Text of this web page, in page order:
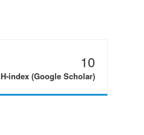
10
H-index (Google Scholar)